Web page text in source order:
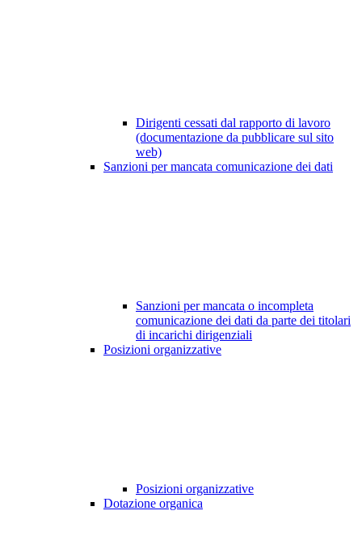
Dirigenti cessati dal rapporto di lavoro
(documentazione da pubblicare sul sito
web)
Sanzioni per mancata comunicazione dei dati
Sanzioni per mancata o incompleta
comunicazione dei dati da parte dei titolari
di incarichi dirigenziali
Posizioni organizzative
Posizioni organizzative
Dotazione organica